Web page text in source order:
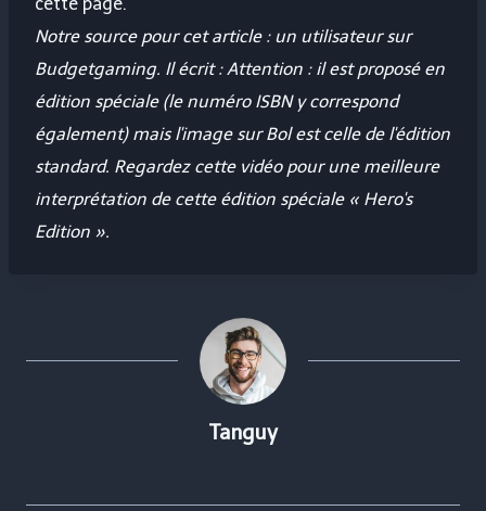
Notre source pour cet article : un utilisateur sur
Budgetgaming. Il écrit : Attention : il est proposé en
édition spéciale (le numéro ISBN y correspond
également) mais l'image sur Bol est celle de l'édition
standard. Regardez cette vidéo pour une meilleure
interprétation de cette édition spéciale « Hero's
Edition ».
Tanguy